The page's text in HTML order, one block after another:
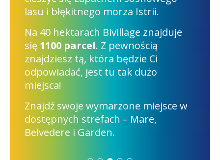
dla klasycznego pokoju hotelowego,
nadmorskie willeBiVillage na
Istriiz pewnością będą najbardziej
odpowiednim wyborem.
Odkryj zalety komfortowych,
wolnostojących budynków w
naszym ośrodku wypoczynkowym.
Blisko morza lub basenu: wybierz
idealny dla siebie!